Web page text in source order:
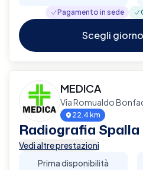
Pagamento in sede
Scegli
MEDICA
Via Romualdo
22.4 km
Radiografia Spalla
Vedi altre prestazioni
Prima disponibilità